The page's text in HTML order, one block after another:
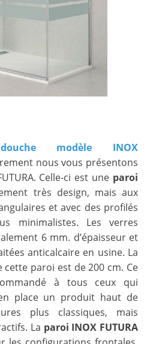
modèle INOX
nous vous présentons
Celle-ci est une paroi
très design, mais aux
et avec des profilés
minimalistes. Les verres
6 mm. d’épaisseur et
anticalcaire en usine. La
paroi est de 200 cm. Ce
à tous ceux qui
place un produit haut de
plus classiques, mais
La paroi INOX FUTURA